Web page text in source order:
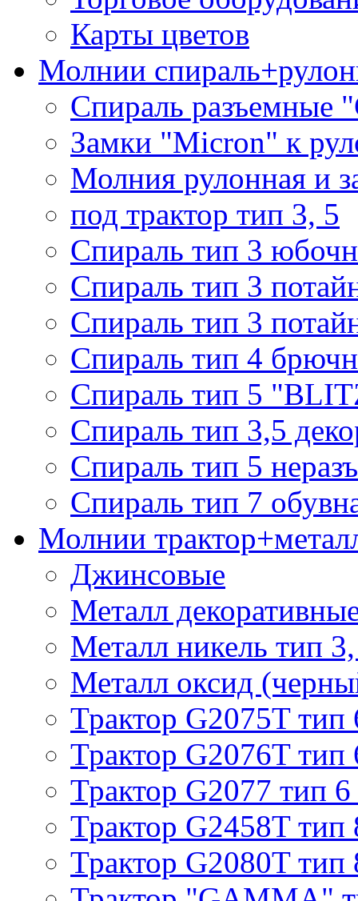
Карты цветов
Молнии
Спираль разъемные
Замки "Micron" к
Молния рулонная и
под трактор тип 3, 5
Спираль тип 3
Спираль тип 3
Спираль тип 3
Спираль тип 4
Спираль тип 5
Спираль тип 3,5
Спираль тип 5
Спираль тип 7
Молнии
Джинсовые
Металл
Металл никель тип
Металл оксид
Трактор G2075T тип
Трактор G2076T тип
Трактор G2077 тип 6
Трактор G2458T тип
Трактор G2080T тип